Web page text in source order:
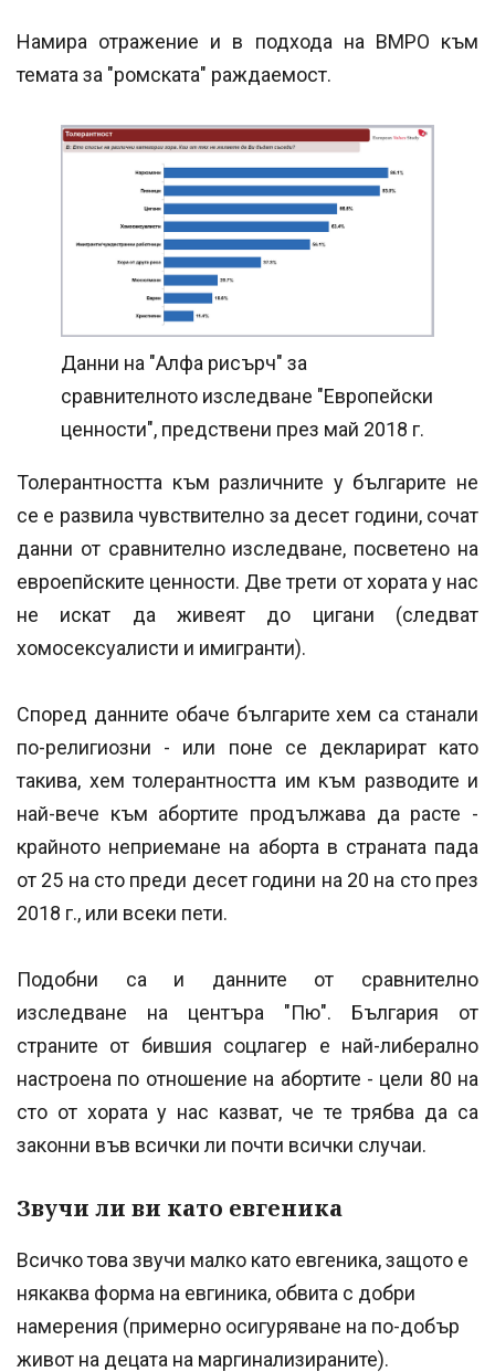
Намира отражение и в подхода на ВМРО към
темата за "ромската" раждаемост.
Данни на "Алфа рисърч" за
сравнителното изследване "Европейски
ценности", предствени през май 2018 г.
Толерантността към различните у българите не
се е развила чувствително за десет години, сочат
данни от сравнително изследване, посветено на
евроепйските ценности. Две трети от хората у нас
не искат да живеят до цигани (следват
хомосексуалисти и имигранти).
Според данните обаче българите хем са станали
по-религиозни - или поне се декларират като
такива, хем толерантността им към разводите и
най-вече към абортите продължава да расте -
крайното неприемане на аборта в страната пада
от 25 на сто преди десет години на 20 на сто през
2018 г., или всеки пети.
Подобни са и данните от сравнително
изследване на центъра "Пю". България от
страните от бившия соцлагер е най-либерално
настроена по отношение на абортите - цели 80 на
сто от хората у нас казват, че те трябва да са
законни във всички ли почти всички случаи.
Звучи ли ви като евгеника
Всичко това звучи малко като евгеника, защото е
някаква форма на евгиника, обвита с добри
намерения (примерно осигуряване на по-добър
живот на децата на маргинализираните).